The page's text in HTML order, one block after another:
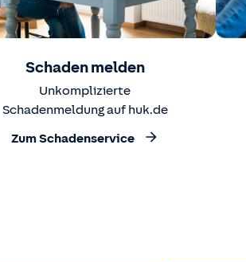
Schaden melden
Unkomplizierte
Schadenmeldung auf huk.de
Zum Schadenservice